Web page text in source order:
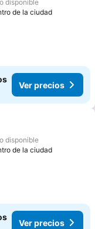
disponible
de la ciudad
Ver precios
disponible
de la ciudad
Ver precios